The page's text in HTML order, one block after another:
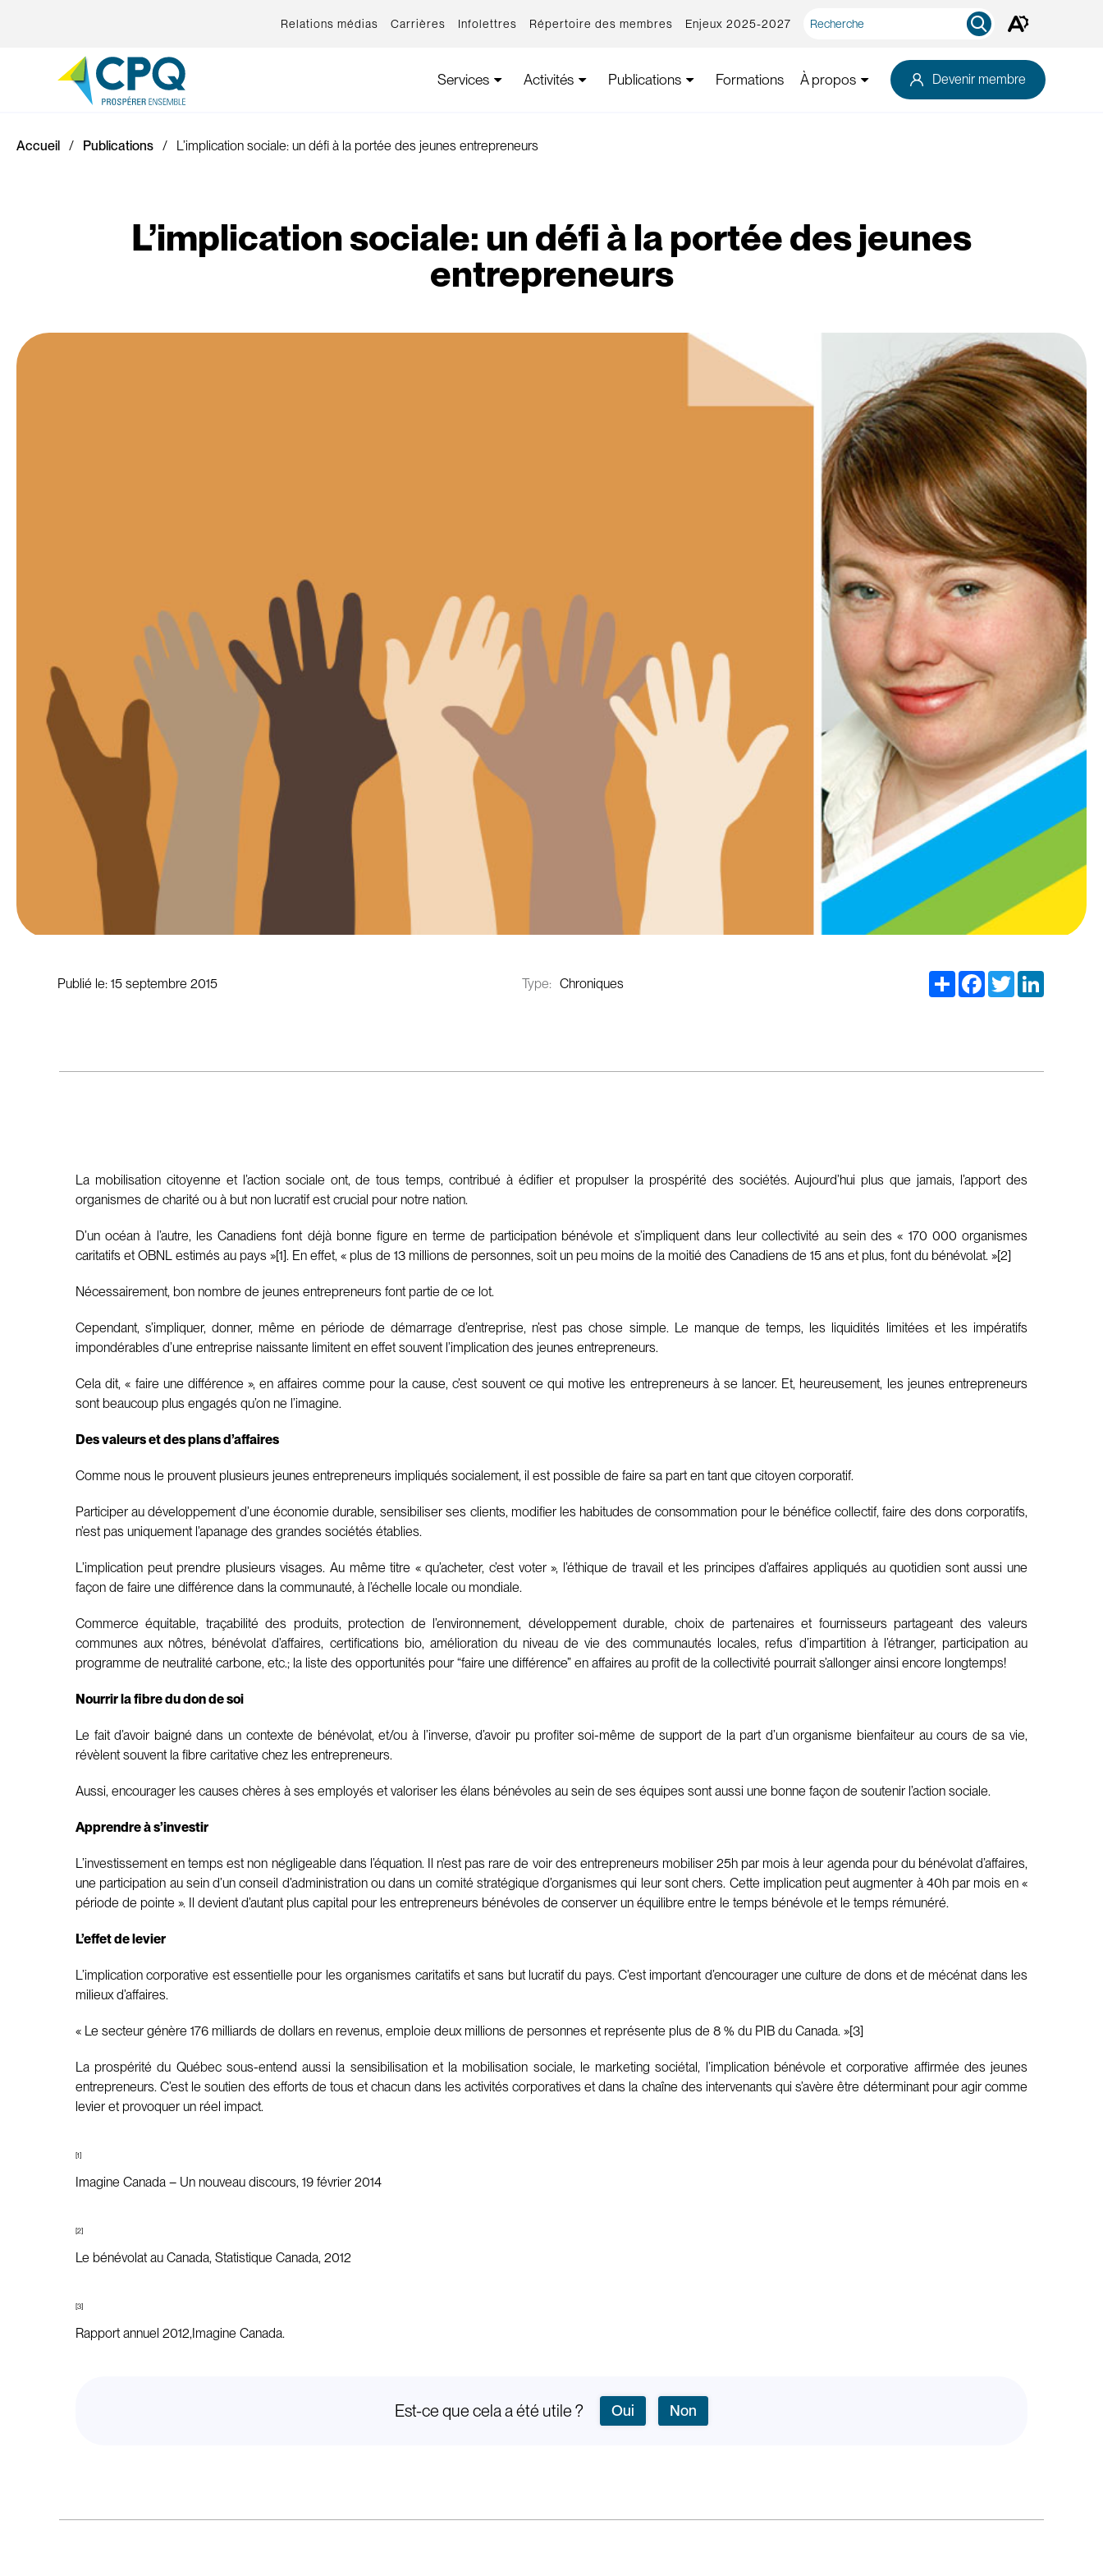
Relations médias Carrières Infolettres Répertoire des membres Enjeux 2025-2027
rapide
Ouvrez
d'outils
d'accessibilité.
Services Activités Publications Formations À propos Devenir membre
Accueil Publications L’implication sociale: un défi à la portée des jeunes entrepreneurs
L’implication sociale: un défi à la portée des jeunes
entrepreneurs
Publié le: 15 septembre 2015 Type: Chroniques Share Facebook
Twitter
La mobilisation citoyenne et l’action sociale ont, de tous temps, contribué à édifier et propulser la prospérité des sociétés. Aujourd’hui plus que jamais, l’apport des
organismes de charité ou à but non lucratif est crucial pour notre nation.
D’un océan à l’autre, les Canadiens font déjà bonne figure en terme de participation bénévole et s’impliquent dans leur collectivité au sein des « 170 000 organismes
caritatifs et OBNL estimés au pays »[1]. En effet, « plus de 13 millions de personnes, soit un peu moins de la moitié des Canadiens de 15 ans et plus, font du bénévolat. »[2]
Nécessairement, bon nombre de jeunes entrepreneurs font partie de ce lot.
Cependant, s’impliquer, donner, même en période de démarrage d’entreprise, n’est pas chose simple. Le manque de temps, les liquidités limitées et les impératifs
impondérables d’une entreprise naissante limitent en effet souvent l’implication des jeunes entrepreneurs.
Cela dit, « faire une différence », en affaires comme pour la cause, c’est souvent ce qui motive les entrepreneurs à se lancer. Et, heureusement, les jeunes entrepreneurs
sont beaucoup plus engagés qu’on ne l’imagine.
Des valeurs et des plans d’affaires
Comme nous le prouvent plusieurs jeunes entrepreneurs impliqués socialement, il est possible de faire sa part en tant que citoyen corporatif.
Participer au développement d’une économie durable, sensibiliser ses clients, modifier les habitudes de consommation pour le bénéfice collectif, faire des dons corporatifs,
n’est pas uniquement l’apanage des grandes sociétés établies.
L’implication peut prendre plusieurs visages. Au même titre « qu’acheter, c’est voter », l’éthique de travail et les principes d’affaires appliqués au quotidien sont aussi une
façon de faire une différence dans la communauté, à l’échelle locale ou mondiale.
Commerce équitable, traçabilité des produits, protection de l’environnement, développement durable, choix de partenaires et fournisseurs partageant des valeurs
communes aux nôtres, bénévolat d’affaires, certifications bio, amélioration du niveau de vie des communautés locales, refus d’impartition à l’étranger, participation au
programme de neutralité carbone, etc.; la liste des opportunités pour “faire une différence” en affaires au profit de la collectivité pourrait s’allonger ainsi encore longtemps!
Nourrir la fibre du don de soi
Le fait d’avoir baigné dans un contexte de bénévolat, et/ou à l’inverse, d’avoir pu profiter soi-même de support de la part d’un organisme bienfaiteur au cours de sa vie,
révèlent souvent la fibre caritative chez les entrepreneurs.
Aussi, encourager les causes chères à ses employés et valoriser les élans bénévoles au sein de ses équipes sont aussi une bonne façon de soutenir l’action sociale.
Apprendre à s’investir
L’investissement en temps est non négligeable dans l’équation. Il n’est pas rare de voir des entrepreneurs mobiliser 25h par mois à leur agenda pour du bénévolat d’affaires,
une participation au sein d’un conseil d’administration ou dans un comité stratégique d’organismes qui leur sont chers. Cette implication peut augmenter à 40h par mois en «
période de pointe ». Il devient d’autant plus capital pour les entrepreneurs bénévoles de conserver un équilibre entre le temps bénévole et le temps rémunéré.
L’effet de levier
L’implication corporative est essentielle pour les organismes caritatifs et sans but lucratif du pays. C’est important d’encourager une culture de dons et de mécénat dans les
milieux d’affaires.
« Le secteur génère 176 milliards de dollars en revenus, emploie deux millions de personnes et représente plus de 8 % du PIB du Canada. »[3]
La prospérité du Québec sous-entend aussi la sensibilisation et la mobilisation sociale, le marketing sociétal, l’implication bénévole et corporative affirmée des jeunes
entrepreneurs. C’est le soutien des efforts de tous et chacun dans les activités corporatives et dans la chaîne des intervenants qui s’avère être déterminant pour agir comme
levier et provoquer un réel impact.
[1]
Imagine Canada – Un nouveau discours, 19 février 2014
[2]
Le bénévolat au Canada, Statistique Canada, 2012
[3]
Rapport annuel 2012,Imagine Canada.
Est-ce que cela a été utile ? Oui Non